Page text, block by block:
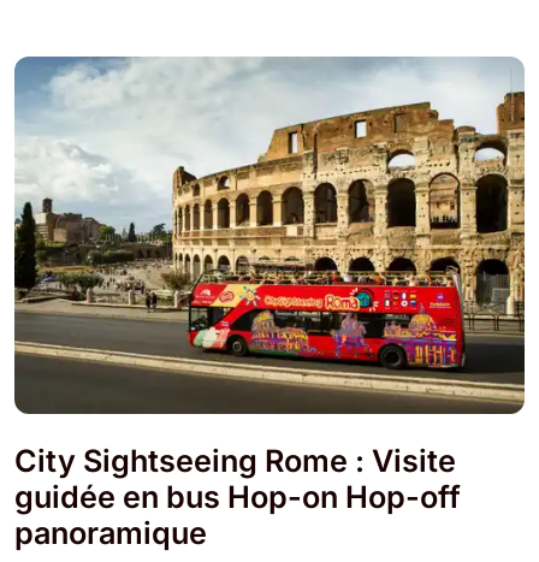
City Sightseeing Rome : Visite
guidée en bus Hop-on Hop-off
panoramique